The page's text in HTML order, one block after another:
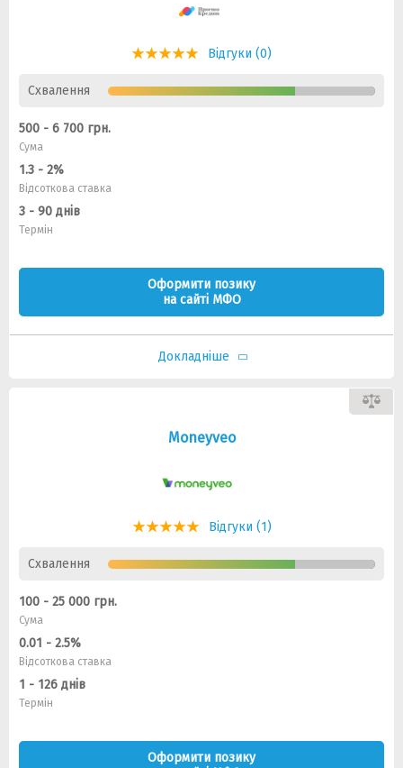
Відгуки (0)
Схвалення
500 - 6 700 грн.
Сума
1.3 - 2%
Відсоткова ставка
3 - 90 днів
Термін
Оформити позику
на сайті МФО
Докладніше
Moneyveo
Відгуки (1)
Схвалення
100 - 25 000 грн.
Сума
0.01 - 2.5%
Відсоткова ставка
1 - 126 днів
Термін
Оформити позику